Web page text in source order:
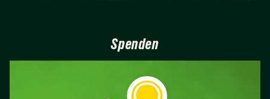
Spenden